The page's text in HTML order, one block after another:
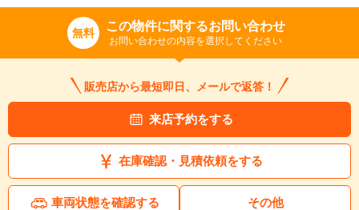
無料 この物件に関するお問い合わせ
お問い合わせの内容を選択してください
販売店から最短即日、メールで返答！
来店予約をする
在庫確認・見積依頼をする
車両状態を確認する その他